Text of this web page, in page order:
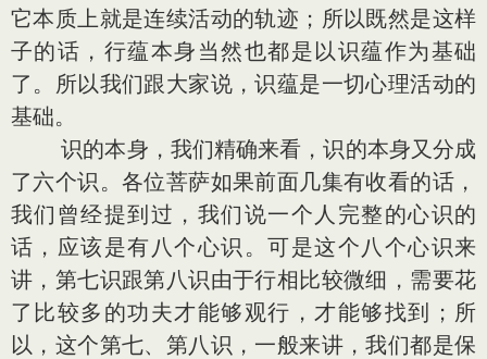
它本质上就是连续活动的轨迹；所以既然是这样
子的话，行蕴本身当然也都是以识蕴作为基础
了。所以我们跟大家说，识蕴是一切心理活动的
基础。
识的本身，我们精确来看，识的本身又分成
了六个识。各位菩萨如果前面几集有收看的话，
我们曾经提到过，我们说一个人完整的心识的
话，应该是有八个心识。可是这个八个心识来
讲，第七识跟第八识由于行相比较微细，需要花
了比较多的功夫才能够观行，才能够找到；所
以，这个第七、第八识，一般来讲，我们都是保